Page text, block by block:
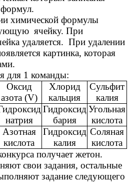
химической формулы
ячейку. При
удаляется. При удалении
картинка, которая
для 1 команды:
Оксид
азота (V)
Хлорид
кальция
Сульфит
калия
натрия
Гидроксид
бария
Угольная
кислота
Азотная
кислота
Гидроксид
калия
Соляная
кислота
получает жетон.
свои задания, остальные
задание следующего